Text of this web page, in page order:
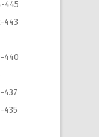
445
443
440
437
435